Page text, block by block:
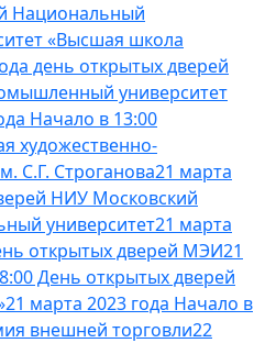
Национальный
«Высшая школа
день открытых дверей
университет
Начало в 13:00
художественно-
С.Г. Строганова21 марта
НИУ Московский
университет21 марта
открытых дверей МЭИ21
День открытых дверей
21 марта 2023 года Начало в
внешней торговли22